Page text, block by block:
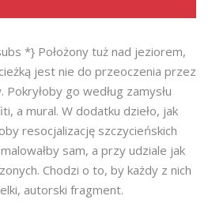
*} Położony tuż nad jeziorem,
jest nie do przeoczenia przez
go według zamysłu
a mural. W dodatku dzieło, jak
resocjalizację szczycieńskich
sam, a przy udziale jak
Chodzi o to, by każdy z nich
autorski fragment.